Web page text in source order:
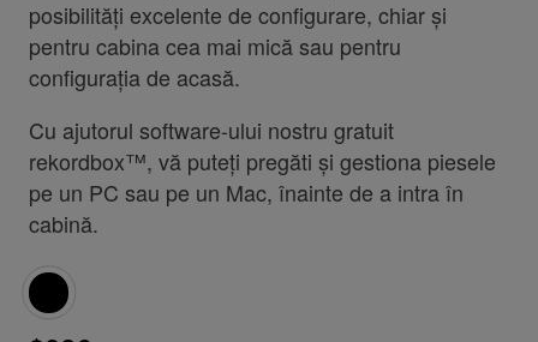
posibilități excelente de configurare, chiar și
pentru cabina cea mai mică sau pentru
configurația de acasă.
Cu ajutorul software-ului nostru gratuit
rekordbox™, vă puteți pregăti și gestiona piesele
pe un PC sau pe un Mac, înainte de a intra în
cabină.